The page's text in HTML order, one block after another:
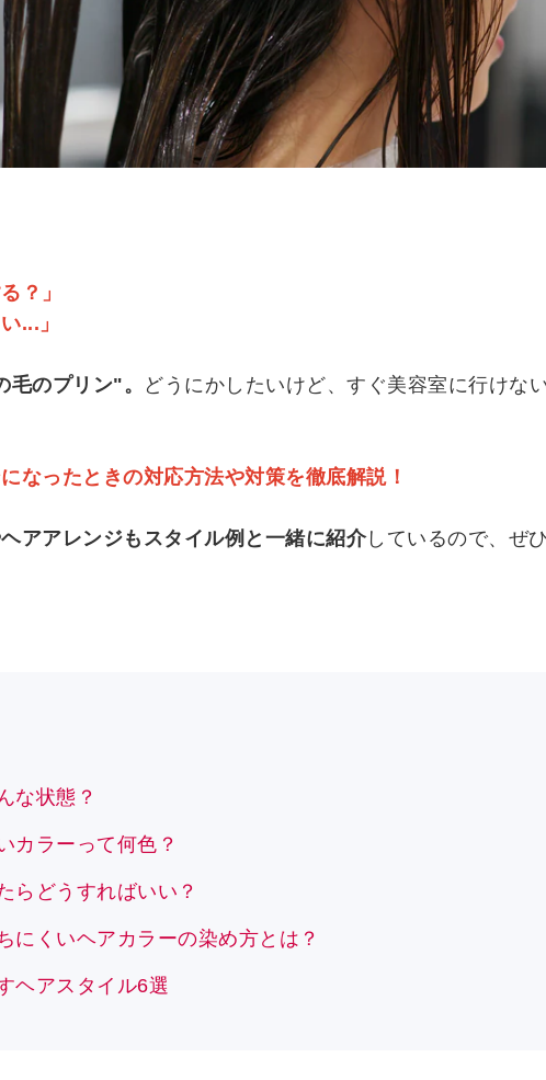
？」
...」
のプリン"。
どうにかしたいけど、すぐ美容室に行けな
なったときの対応方法や対策を徹底解説！
アアレンジもスタイル例と一緒に紹介しているので、ぜ
な状態？
カラーって何色？
らどうすればいい？
にくいヘアカラーの染め方とは？
ヘアスタイル6選